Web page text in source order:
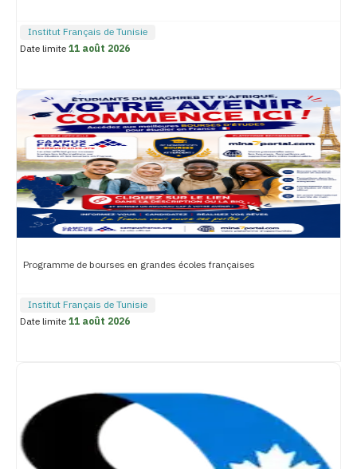
Institut Français de Tunisie
Date limite11 août 2026
Programme de bourses en grandes écoles françaises
Institut Français de Tunisie
Date limite11 août 2026